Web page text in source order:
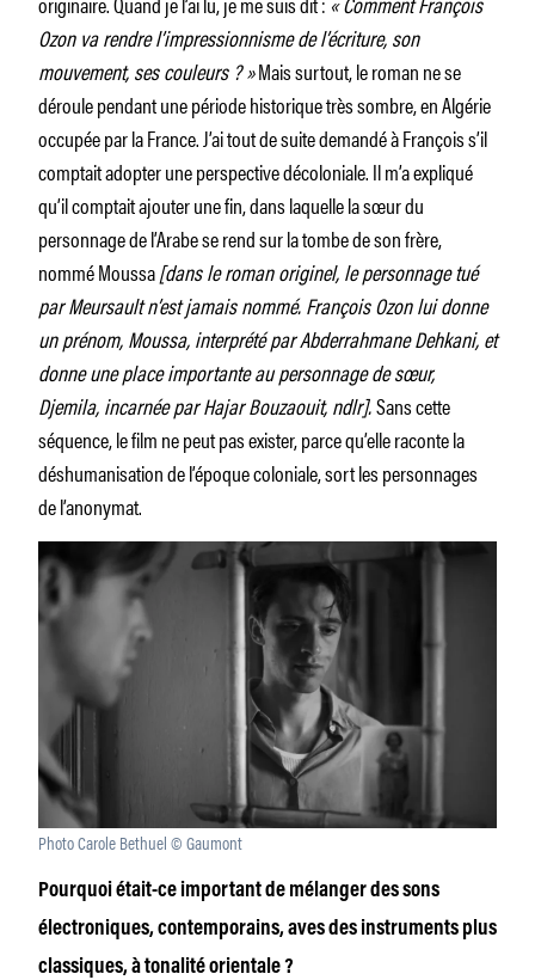
Ozon va rendre l’impressionnisme de l’écriture, son
mouvement, ses couleurs ? »Mais surtout, le roman ne se
déroule pendant une période historique très sombre, en Algérie
occupée par la France. J’ai tout de suite demandé à François s’il
comptait adopter une perspective décoloniale. Il m’a expliqué
qu’il comptait ajouter une fin, dans laquelle la sœur du
personnage de l’Arabe se rend sur la tombe de son frère,
nommé Moussa[dans le roman originel, le personnage tué
par Meursault n’est jamais nommé. François Ozon lui donne
un prénom, Moussa, interprété par Abderrahmane Dehkani, et
donne une place importante au personnage de sœur,
Djemila, incarnée par Hajar Bouzaouit, ndlr].Sans cette
séquence, le film ne peut pas exister, parce qu’elle raconte la
déshumanisation de l’époque coloniale, sort les personnages
de l’anonymat.
Photo Carole Bethuel © Gaumont
Pourquoi était-ce important de mélanger des sons
électroniques, contemporains, aves des instruments plus
classiques, à tonalité orientale ?